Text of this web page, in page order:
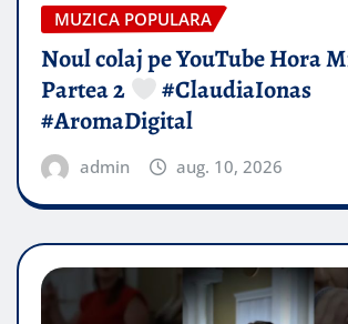
MUZICA POPULARA
Noul colaj pe YouTube Hora
Partea 2
#ClaudiaIonas
#AromaDigital
admin aug. 10, 2026